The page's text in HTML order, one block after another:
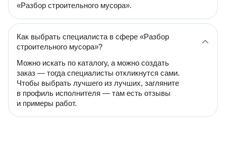
«Разбор строительного мусора».
Как выбрать специалиста в сфере «Разбор
строительного мусора»?
Можно искать по каталогу, а можно создать
заказ — тогда специалисты откликнутся сами.
Чтобы выбрать лучшего из лучших, загляните
в профиль исполнителя — там есть отзывы
и примеры работ.